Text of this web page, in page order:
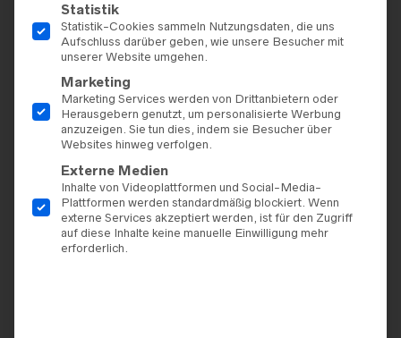
City/1
1.385,00€ 785,00€
Statistik
Statistik-Cookies sammeln Nutzungsdaten, die uns
Aufschluss darüber geben, wie unsere Besucher mit
unserer Website umgehen.
Marketing
Marketing Services werden von Drittanbietern oder
Herausgebern genutzt, um personalisierte Werbung
anzuzeigen. Sie tun dies, indem sie Besucher über
Websites hinweg verfolgen.
Externe Medien
Inhalte von Videoplattformen und Social-Media-
Plattformen werden standardmäßig blockiert. Wenn
externe Services akzeptiert werden, ist für den Zugriff
auf diese Inhalte keine manuelle Einwilligung mehr
erforderlich.